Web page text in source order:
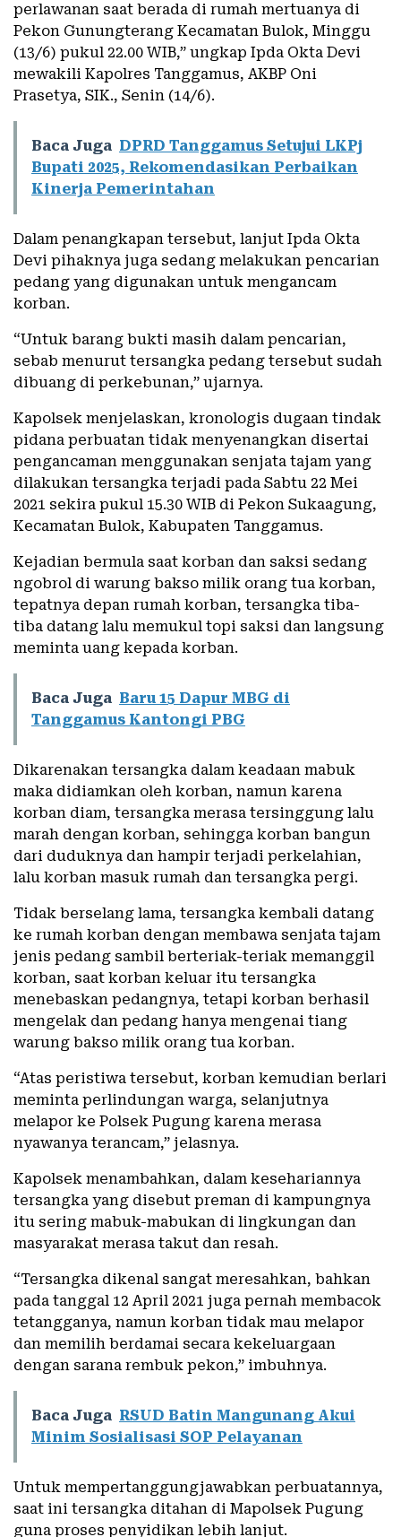
perlawanan saat berada di rumah mertuanya di
Pekon Gunungterang Kecamatan Bulok, Minggu
(13/6) pukul 22.00 WIB,” ungkap Ipda Okta Devi
mewakili Kapolres Tanggamus, AKBP Oni
Prasetya, SIK., Senin (14/6).
Baca Juga DPRD Tanggamus Setujui LKPj
Bupati 2025, Rekomendasikan Perbaikan
Kinerja Pemerintahan
Dalam penangkapan tersebut, lanjut Ipda Okta
Devi pihaknya juga sedang melakukan pencarian
pedang yang digunakan untuk mengancam
korban.
“Untuk barang bukti masih dalam pencarian,
sebab menurut tersangka pedang tersebut sudah
dibuang di perkebunan,” ujarnya.
Kapolsek menjelaskan, kronologis dugaan tindak
pidana perbuatan tidak menyenangkan disertai
pengancaman menggunakan senjata tajam yang
dilakukan tersangka terjadi pada Sabtu 22 Mei
2021 sekira pukul 15.30 WIB di Pekon Sukaagung,
Kecamatan Bulok, Kabupaten Tanggamus.
Kejadian bermula saat korban dan saksi sedang
ngobrol di warung bakso milik orang tua korban,
tepatnya depan rumah korban, tersangka tiba-
tiba datang lalu memukul topi saksi dan langsung
meminta uang kepada korban.
Baca Juga Baru 15 Dapur MBG di
Tanggamus Kantongi PBG
Dikarenakan tersangka dalam keadaan mabuk
maka didiamkan oleh korban, namun karena
korban diam, tersangka merasa tersinggung lalu
marah dengan korban, sehingga korban bangun
dari duduknya dan hampir terjadi perkelahian,
lalu korban masuk rumah dan tersangka pergi.
Tidak berselang lama, tersangka kembali datang
ke rumah korban dengan membawa senjata tajam
jenis pedang sambil berteriak-teriak memanggil
korban, saat korban keluar itu tersangka
menebaskan pedangnya, tetapi korban berhasil
mengelak dan pedang hanya mengenai tiang
warung bakso milik orang tua korban.
“Atas peristiwa tersebut, korban kemudian berlari
meminta perlindungan warga, selanjutnya
melapor ke Polsek Pugung karena merasa
nyawanya terancam,” jelasnya.
Kapolsek menambahkan, dalam kesehariannya
tersangka yang disebut preman di kampungnya
itu sering mabuk-mabukan di lingkungan dan
masyarakat merasa takut dan resah.
“Tersangka dikenal sangat meresahkan, bahkan
pada tanggal 12 April 2021 juga pernah membacok
tetangganya, namun korban tidak mau melapor
dan memilih berdamai secara kekeluargaan
dengan sarana rembuk pekon,” imbuhnya.
Baca Juga RSUD Batin Mangunang Akui
Minim Sosialisasi SOP Pelayanan
Untuk mempertanggungjawabkan perbuatannya,
saat ini tersangka ditahan di Mapolsek Pugung
guna proses penyidikan lebih lanjut.